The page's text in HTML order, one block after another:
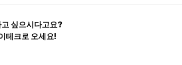
싶으시다고요?
테크로 오세요!